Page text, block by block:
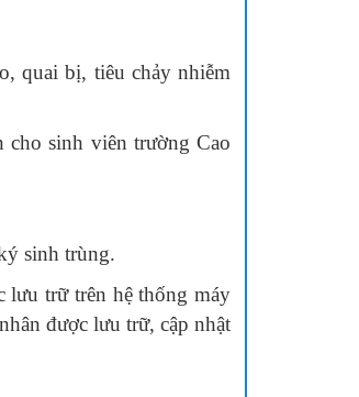
bị, tiêu chảy nhiễm
cho sinh viên trường Cao
sinh trùng.
trữ trên hệ thống máy
được lưu trữ, cập nhật